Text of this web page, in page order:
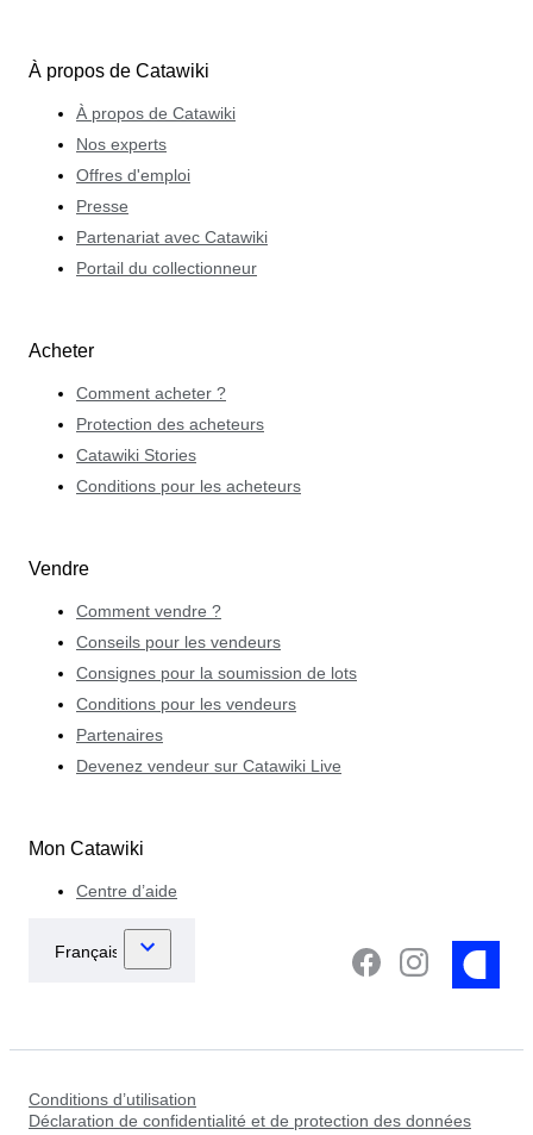
À propos de Catawiki
À propos de Catawiki
Nos experts
Offres d'emploi
Presse
Partenariat avec Catawiki
Portail du collectionneur
Acheter
Comment acheter ?
Protection des acheteurs
Catawiki Stories
Conditions pour les acheteurs
Vendre
Comment vendre ?
Conseils pour les vendeurs
Consignes pour la soumission de lots
Conditions pour les vendeurs
Partenaires
Devenez vendeur sur Catawiki Live
Mon Catawiki
Centre d’aide
Conditions d’utilisation
Déclaration de confidentialité et de protection des données